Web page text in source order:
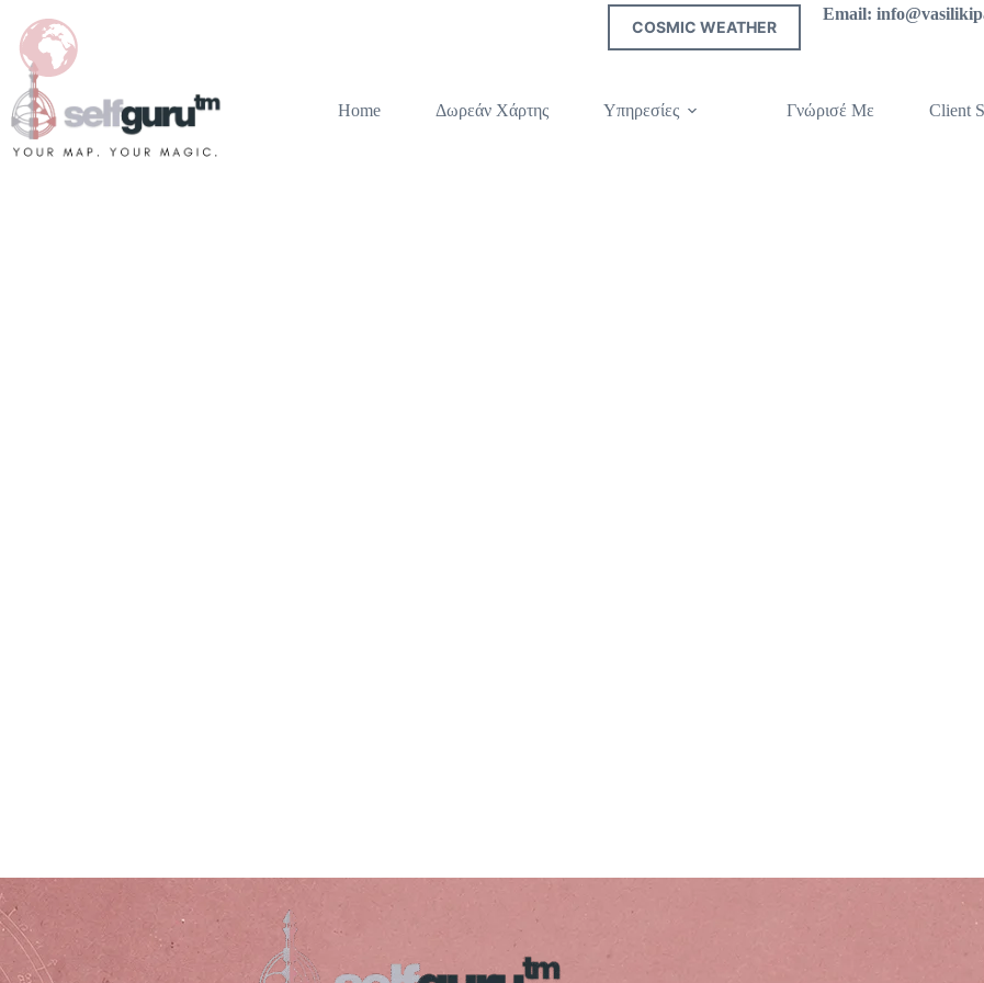
COSMIC WEATHER
Email:
Home Δωρεάν Χάρτης Υπηρεσίες Γνώρισέ Με Client